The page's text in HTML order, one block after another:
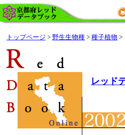
トップページ > 野生生物種 > 種子植物 >
レッド